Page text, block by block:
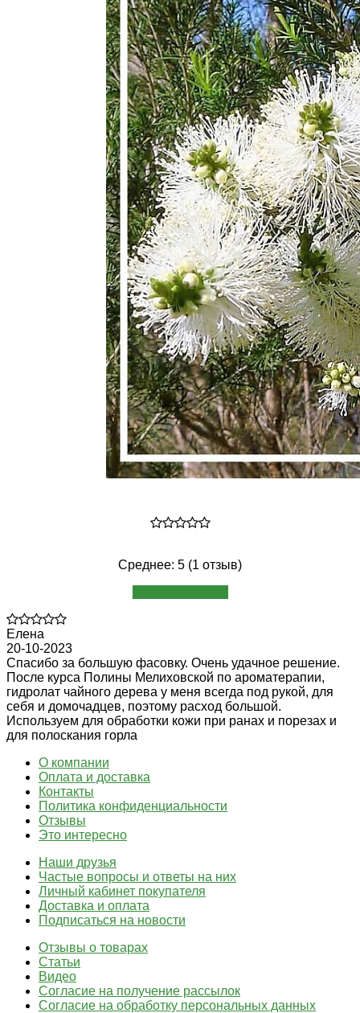
Среднее: 5 (1 отзыв)
Елена
20-10-2023
Спасибо за большую фасовку. Очень удачное решение.
После курса Полины Мелиховской по ароматерапии,
гидролат чайного дерева у меня всегда под рукой, для
себя и домочадцев, поэтому расход большой.
Используем для обработки кожи при ранах и порезах и
для полоскания горла
О компании
Оплата и доставка
Контакты
Политика конфиденциальности
Отзывы
Это интересно
Наши друзья
Частые вопросы и ответы на них
Личный кабинет покупателя
Доставка и оплата
Подписаться на новости
Отзывы о товарах
Статьи
Видео
Согласие на получение рассылок
Согласие на обработку персональных данных